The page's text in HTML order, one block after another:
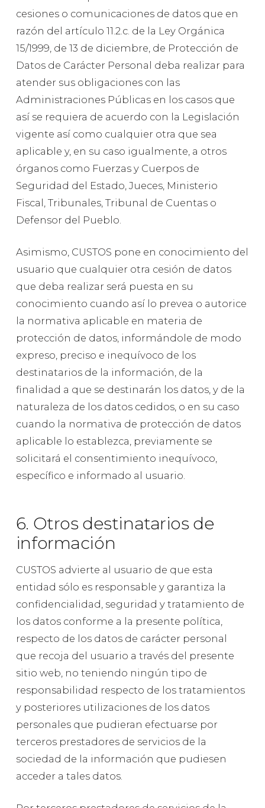
cesiones o comunicaciones de datos que en
razón del artículo 11.2.c. de la Ley Orgánica
15/1999, de 13 de diciembre, de Protección de
Datos de Carácter Personal deba realizar para
atender sus obligaciones con las
Administraciones Públicas en los casos que
así se requiera de acuerdo con la Legislación
vigente así como cualquier otra que sea
aplicable y, en su caso igualmente, a otros
órganos como Fuerzas y Cuerpos de
Seguridad del Estado, Jueces, Ministerio
Fiscal, Tribunales, Tribunal de Cuentas o
Defensor del Pueblo.
Asimismo, CUSTOS pone en conocimiento del
usuario que cualquier otra cesión de datos
que deba realizar será puesta en su
conocimiento cuando así lo prevea o autorice
la normativa aplicable en materia de
protección de datos, informándole de modo
expreso, preciso e inequívoco de los
destinatarios de la información, de la
finalidad a que se destinarán los datos, y de la
naturaleza de los datos cedidos, o en su caso
cuando la normativa de protección de datos
aplicable lo establezca, previamente se
solicitará el consentimiento inequívoco,
específico e informado al usuario.
6. Otros destinatarios de
información
CUSTOS advierte al usuario de que esta
entidad sólo es responsable y garantiza la
confidencialidad, seguridad y tratamiento de
los datos conforme a la presente política,
respecto de los datos de carácter personal
que recoja del usuario a través del presente
sitio web, no teniendo ningún tipo de
responsabilidad respecto de los tratamientos
y posteriores utilizaciones de los datos
personales que pudieran efectuarse por
terceros prestadores de servicios de la
sociedad de la información que pudiesen
acceder a tales datos.